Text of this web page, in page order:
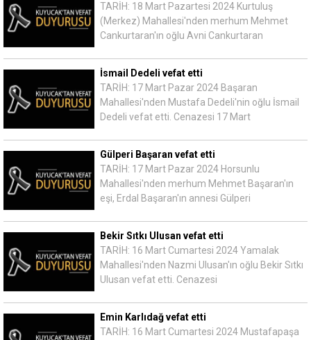
TARİH: 18 Mart Pazartesi 2024 Kurtuluş
(Merkez) Mahallesi'nden merhum Mehmet
Cankurtaran'ın oğlu Avni Cankurtaran
İsmail Dedeli vefat etti
TARİH: 17 Mart Pazar 2024 Başaran
Mahallesi'nden Mustafa Dedeli'nin oğlu İsmail
Dedeli vefat etti. Cenazesi 17 Mart
Gülperi Başaran vefat etti
TARİH: 17 Mart Pazar 2024 Horsunlu
Mahallesi'nden merhum Mehmet Başaran'ın
eşi, Erdal Başaran'ın annesi Gülperi
Bekir Sıtkı Ulusan vefat etti
TARİH: 16 Mart Cumartesi 2024 Yamalak
Mahallesi'nden Nazmi Ulusan'ın oğlu Bekir Sıtkı
Ulusan vefat etti. Cenazesi
Emin Karlıdağ vefat etti
TARİH: 16 Mart Cumartesi 2024 Mustafapaşa